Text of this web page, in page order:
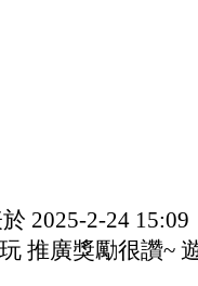
2025-2-24
推廣獎勵很讚~